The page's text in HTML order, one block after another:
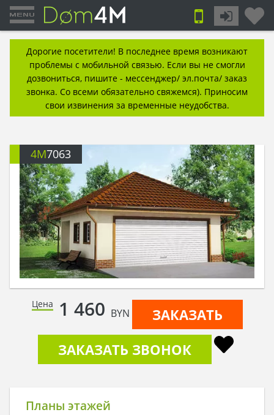
Дорогие посетители! В последнее время возникают
проблемы с мобильной связью. Если вы не смогли
дозвониться, пишите - мессенджер/ эл.почта/ заказ
звонка. Со всеми обязательно свяжемся). Приносим
свои извинения за временные неудобства.
4M7063
Цена 1 460 BYN
ЗАКАЗАТЬ
ЗАКАЗАТЬ ЗВОНОК
Планы этажей